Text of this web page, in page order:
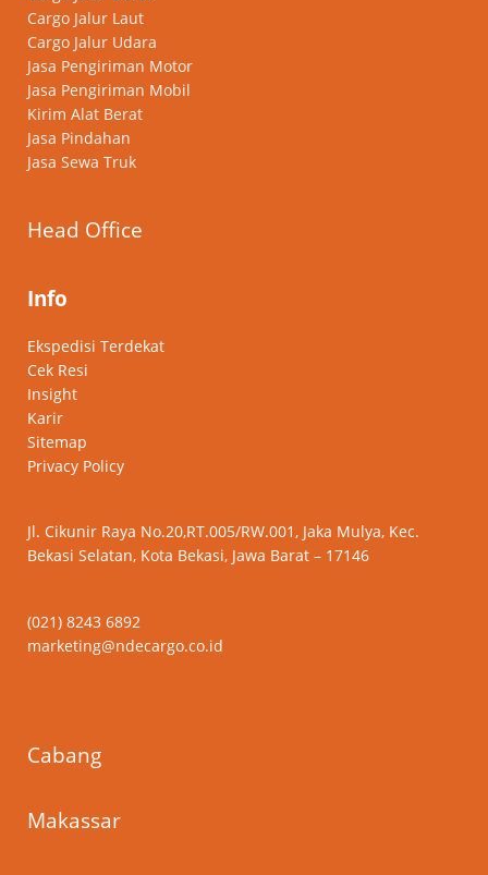
Cargo Jalur Laut
Cargo Jalur Udara
Jasa Pengiriman Motor
Jasa Pengiriman Mobil
Kirim Alat Berat
Jasa Pindahan
Jasa Sewa Truk
Head Office
Info
Ekspedisi Terdekat
Cek Resi
Insight
Karir
Sitemap
Privacy Policy
Jl. Cikunir Raya No.20,RT.005/RW.001, Jaka Mulya, Kec.
Bekasi Selatan, Kota Bekasi, Jawa Barat – 17146
(021) 8243 6892
marketing@ndecargo.co.id
Cabang
Makassar